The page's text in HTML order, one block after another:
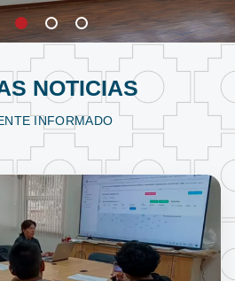
NOTICIAS
INFORMADO